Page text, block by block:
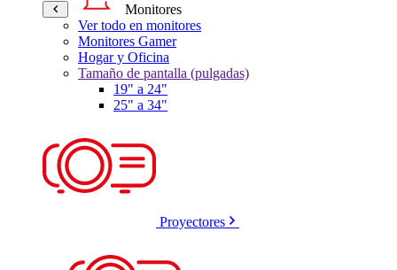
Monitores
Ver todo en monitores
Monitores Gamer
Hogar y Oficina
Tamaño de pantalla (pulgadas)
19" a 24"
25" a 34"
Proyectores